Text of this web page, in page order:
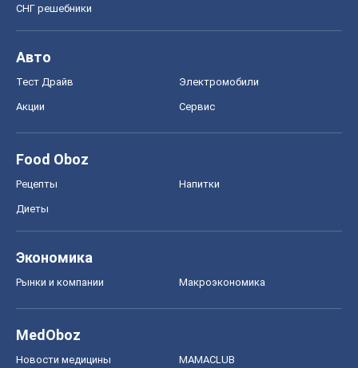
СНГ решебники
Авто
Тест Драйв Электромобили
Акции Сервис
Food Oboz
Рецепты Напитки
Диеты
Экономика
Рынки и компании Mакроэкономика
MedOboz
Новости медицины MAMACLUB